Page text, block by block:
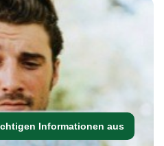
Informationen aus